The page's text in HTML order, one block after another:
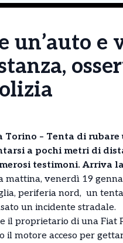
un’auto e
Torino – Tenta di rubare
a pochi metri di
testimoni. Arriva
mattina, venerdì 19
periferia nord, un
un incidente stradale.
il proprietario di una Fiat
il motore acceso per